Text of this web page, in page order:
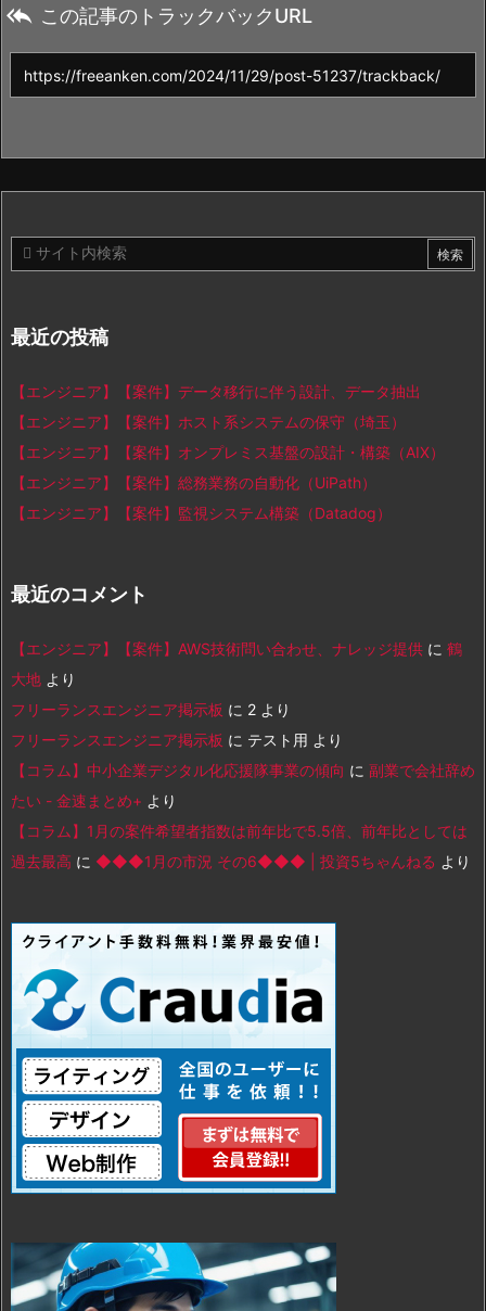
 この記事のトラックバックURL
最近の投稿
【エンジニア】【案件】データ移行に伴う設計、データ抽出
【エンジニア】【案件】ホスト系システムの保守（埼玉）
【エンジニア】【案件】オンプレミス基盤の設計・構築（AIX）
【エンジニア】【案件】総務業務の自動化（UiPath）
【エンジニア】【案件】監視システム構築（Datadog）
最近のコメント
【エンジニア】【案件】AWS技術問い合わせ、ナレッジ提供 に 鶴
大地 より
フリーランスエンジニア掲示板 に 2 より
フリーランスエンジニア掲示板 に テスト用 より
【コラム】中小企業デジタル化応援隊事業の傾向 に 副業で会社辞め
たい - 金速まとめ+ より
【コラム】1月の案件希望者指数は前年比で5.5倍、前年比としては
過去最高 に ◆◆◆1月の市況 その6◆◆◆ | 投資5ちゃんねる より